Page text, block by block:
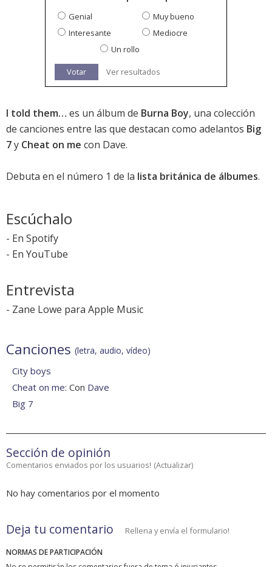
Genial
Muy bueno
Interesante
Mediocre
Un rollo
Votar Ver resultados
I told them… es un álbum de Burna Boy, una colección
de canciones entre las que destacan como adelantos Big
7y Cheat on me con Dave.
Debuta en el número 1 de la lista británica de álbumes.
Escúchalo
- En Spotify
- En YouTube
Entrevista
- Zane Lowe para Apple Music
Canciones (letra, audio, vídeo)
City boys
Cheat on me: Con Dave
Big 7
Sección de opinión
Comentarios enviados por los usuarios! (Actualizar)
No hay comentarios por el momento
Deja tu comentario Rellena y envía el formulario!
NORMAS DE PARTICIPACIÓN